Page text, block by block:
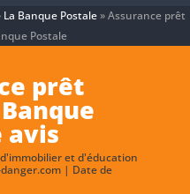
La Banque Postale»Assurance prêt
Postale
prêt
avis
et d'éducation
| Date de